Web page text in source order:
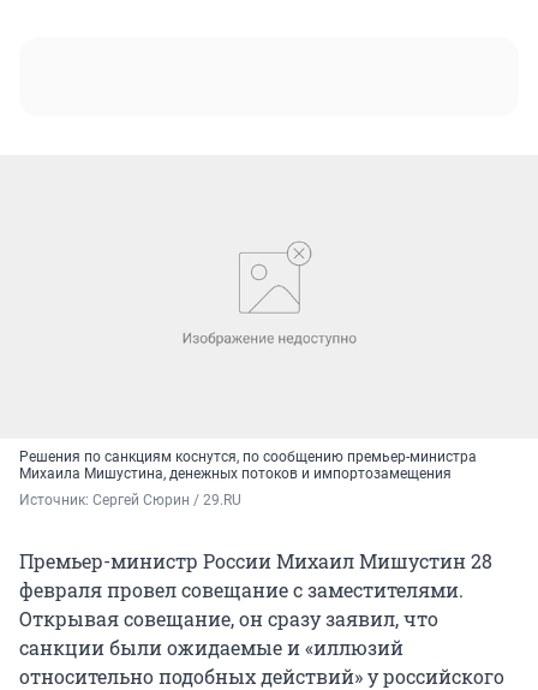
Решения по санкциям коснутся, по сообщению премьер-министра
Михаила Мишустина, денежных потоков и импортозамещения
Источник: Сергей Сюрин / 29.RU
Премьер-министр России Михаил Мишустин 28
февраля провел совещание с заместителями.
Открывая совещание, он сразу заявил, что
санкции были ожидаемые и «иллюзий
относительно подобных действий» у российского